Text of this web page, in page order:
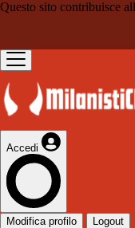
Questo sito contribuisce
Accedi
Modifica profilo Logout